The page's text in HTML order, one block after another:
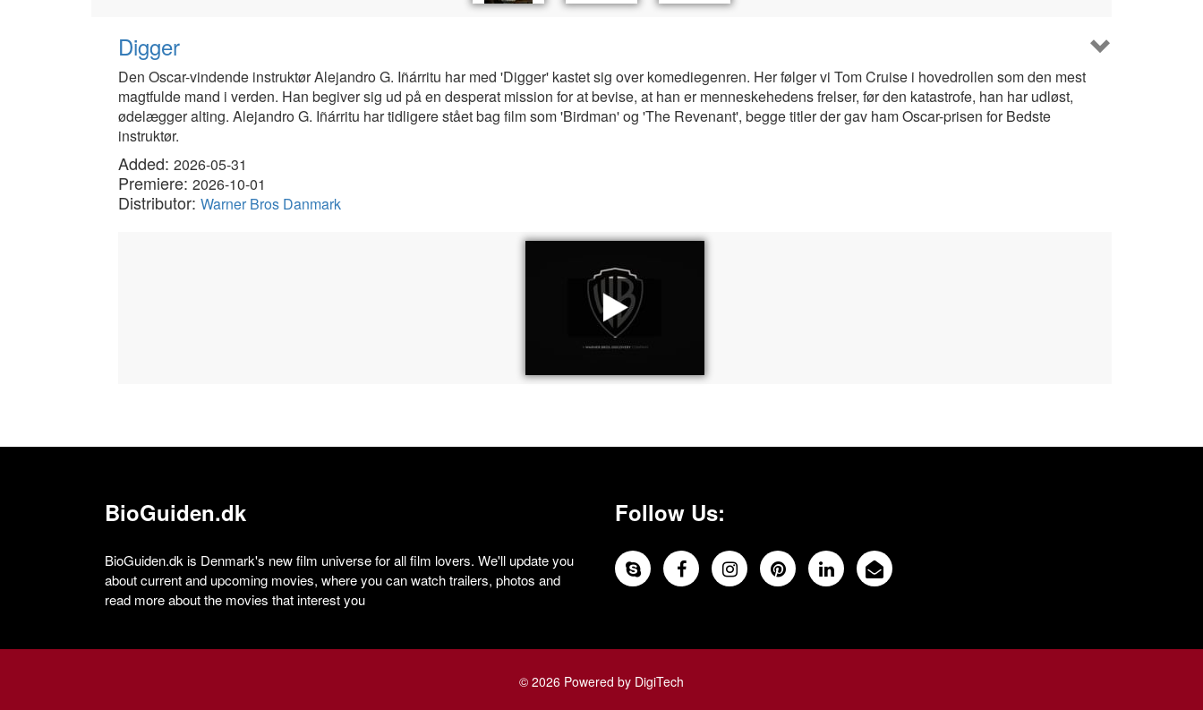
Digger
Den Oscar-vindende instruktør Alejandro G. Iñárritu har med 'Digger' kastet sig over komediegenren. Her følger vi Tom Cruise i hovedrollen som den mest
magtfulde mand i verden. Han begiver sig ud på en desperat mission for at bevise, at han er menneskehedens frelser, før den katastrofe, han har udløst,
ødelægger alting. Alejandro G. Iñárritu har tidligere stået bag film som 'Birdman' og 'The Revenant', begge titler der gav ham Oscar-prisen for Bedste
instruktør.
Added: 2026-05-31
Premiere: 2026-10-01
Distributor: Warner Bros Danmark
BioGuiden.dk
BioGuiden.dk is Denmark's new film universe for all film lovers. We'll update you
about current and upcoming movies, where you can watch trailers, photos and
read more about the movies that interest you
Follow Us:
© 2026 Powered by DigiTech